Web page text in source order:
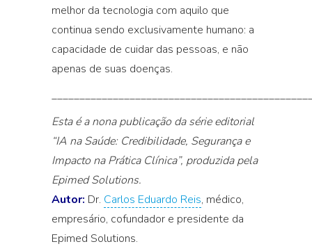
melhor da tecnologia com aquilo que
continua sendo exclusivamente humano: a
capacidade de cuidar das pessoas, e não
apenas de suas doenças.
Esta é a nona publicação da série editorial
“IA na Saúde: Credibilidade, Segurança e
Impacto na Prática Clínica”, produzida pela
Epimed Solutions.
Autor: Dr. Carlos Eduardo Reis, médico,
empresário, cofundador e presidente da
Epimed Solutions.